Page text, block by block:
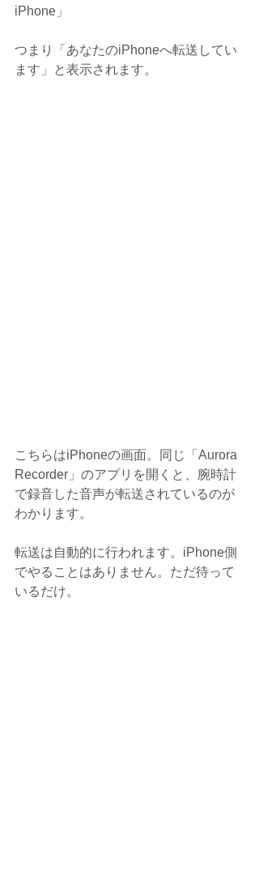
iPhone」
つまり「あなたのiPhoneへ転送してい
ます」と表示されます。
こちらはiPhoneの画面。同じ「Aurora
Recorder」のアプリを開くと、腕時計
で録音した音声が転送されているのが
わかります。
転送は自動的に行われます。iPhone側
でやることはありません。ただ待って
いるだけ。